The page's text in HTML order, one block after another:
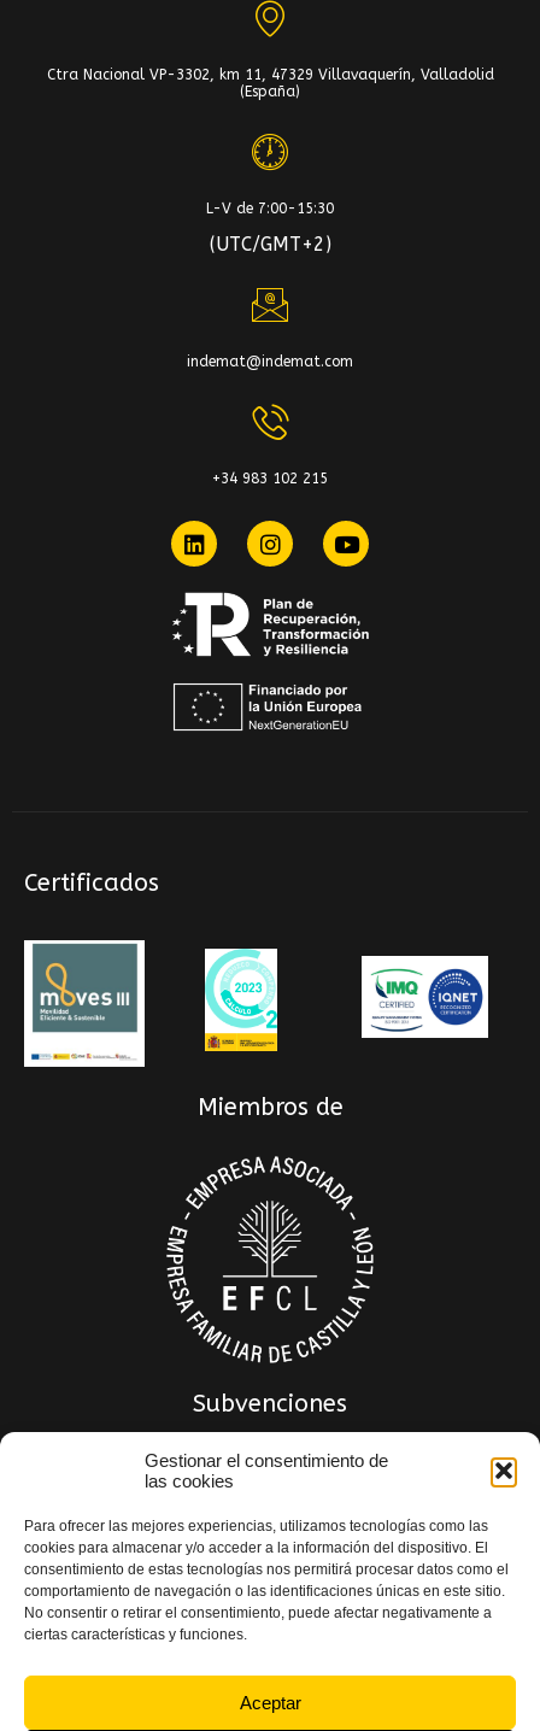
Gestionar el consentimiento de
las cookies
Para ofrecer las mejores experiencias, utilizamos tecnologías como las
cookies para almacenar y/o acceder a la información del dispositivo. El
consentimiento de estas tecnologías nos permitirá procesar datos como el
comportamiento de navegación o las identificaciones únicas en este sitio.
No consentir o retirar el consentimiento, puede afectar negativamente a
ciertas características y funciones.
Aceptar
Ctra Nacional VP-3302, km 11, 47329 Villavaquerín, Valladolid
(España)
L-V de 7:00-15:30
(UTC/GMT+2)
indemat@indemat.com
+34 983 102 215
Certificados
Miembros de
Subvenciones
Declaración de accesibilidad